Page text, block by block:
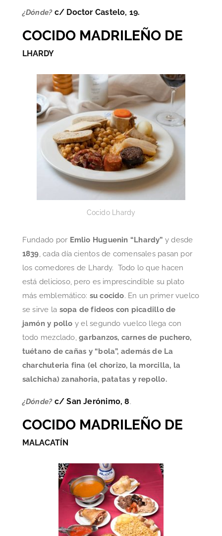
¿Dónde? c/ Doctor Castelo, 19.
COCIDO MADRILEÑO DE
LHARDY
Cocido Lhardy
Fundado por Emlio Huguenin “Lhardy” y desde
1839, cada día cientos de comensales pasan por
los comedores de Lhardy. Todo lo que hacen
está delicioso, pero es imprescindible su plato
más emblemático: su cocido. En un primer vuelco
se sirve la sopa de fideos con picadillo de
jamón y pollo y el segundo vuelco llega con
todo mezclado,garbanzos, carnes de puchero,
tuétano de cañas y “bola”, además de La
charchuteria fina (el chorizo, la morcilla, la
salchicha) zanahoria, patatas y repollo.
¿Dónde? c/ San Jerónimo, 8.
COCIDO MADRILEÑO DE
MALACATÍN